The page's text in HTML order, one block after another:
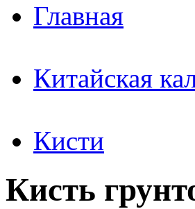
Главная
Китайская
Кисти
Кисть